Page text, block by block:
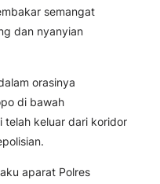
semangat
dan nyanyian
orasinya
di bawah
telah keluar dari koridor
aparat Polres